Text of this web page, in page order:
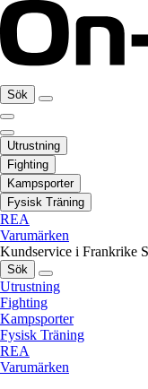
Sök
Utrustning
Fighting
Kampsporter
Fysisk Träning
REA
Varumärken
Kundservice i Frankrike
Sök
Utrustning
Fighting
Kampsporter
Fysisk Träning
REA
Varumärken